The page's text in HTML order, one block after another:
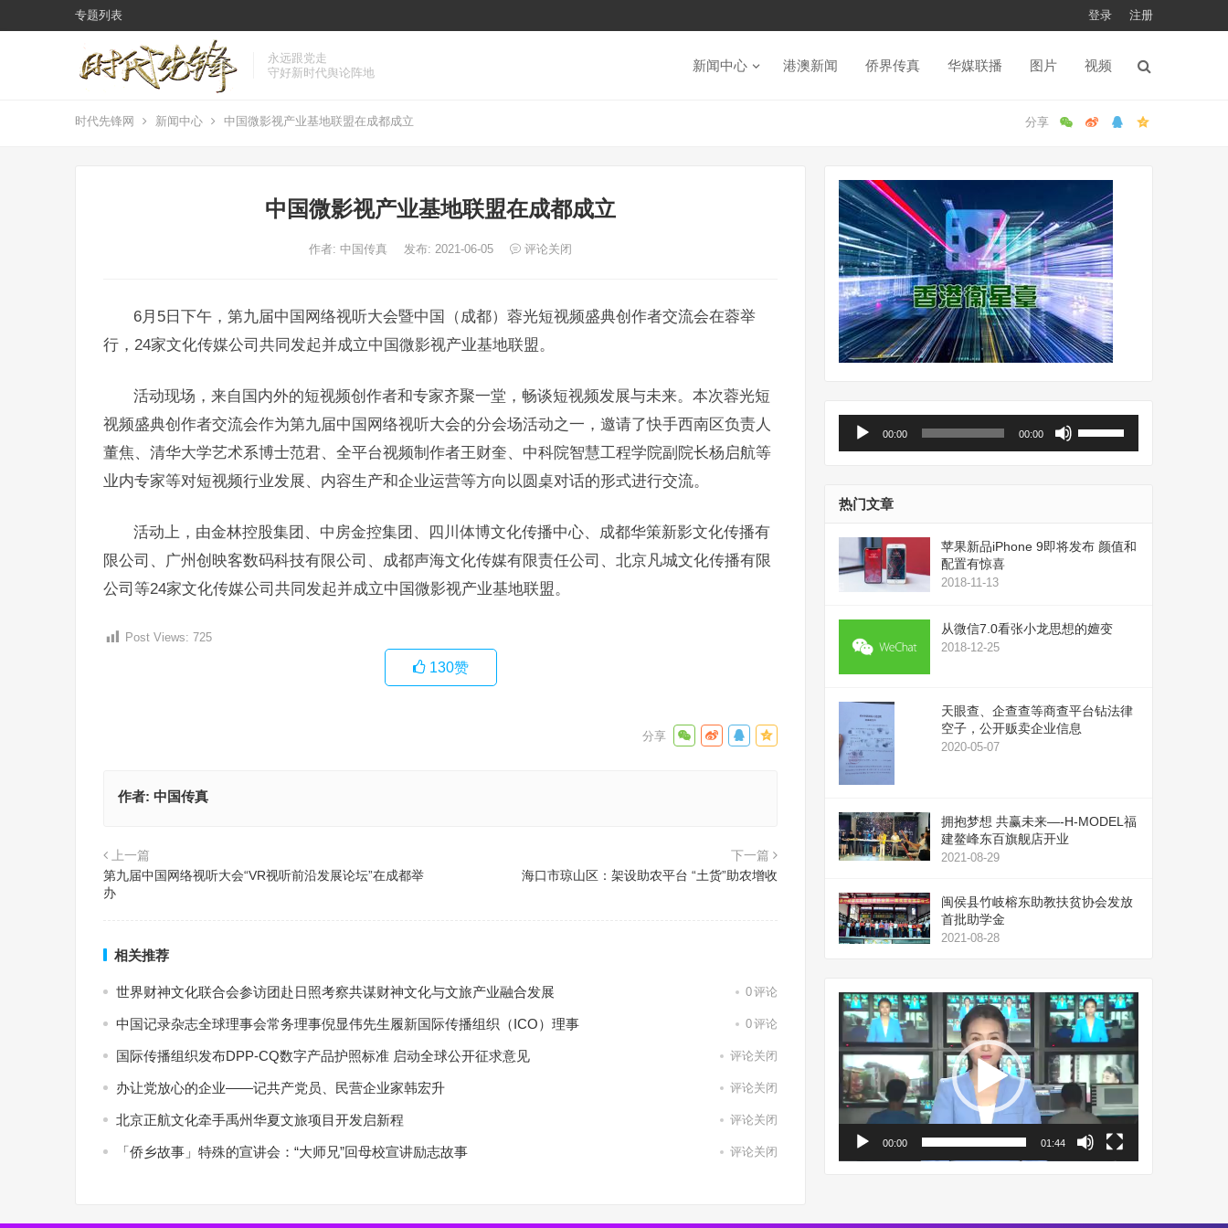
专题列表 登录 注册
永远跟党走
守好新时代舆论阵地
新闻中心 港澳新闻 侨界传真 华媒联播 图片 视频
时代先锋网 新闻中心 中国微影视产业基地联盟在成都成立
中国微影视产业基地联盟在成都成立
作者: 中国传真 发布: 2021-06-05 评论关闭
6月5日下午，第九届中国网络视听大会暨中国（成都）蓉光短视频盛典创作者交流会在蓉举
行，24家文化传媒公司共同发起并成立中国微影视产业基地联盟。
活动现场，来自国内外的短视频创作者和专家齐聚一堂，畅谈短视频发展与未来。本次蓉光短
视频盛典创作者交流会作为第九届中国网络视听大会的分会场活动之一，邀请了快手西南区负责人
董焦、清华大学艺术系博士范君、全平台视频制作者王财奎、中科院智慧工程学院副院长杨启航等
业内专家等对短视频行业发展、内容生产和企业运营等方向以圆桌对话的形式进行交流。
活动上，由金林控股集团、中房金控集团、四川体博文化传播中心、成都华策新影文化传播有
限公司、广州创映客数码科技有限公司、成都声海文化传媒有限责任公司、北京凡城文化传播有限
公司等24家文化传媒公司共同发起并成立中国微影视产业基地联盟。
Post Views: 725
130赞
作者: 中国传真
上一篇
第九届中国网络视听大会“VR视听前沿发展论坛”在成都举
办
下一篇
海口市琼山区：架设助农平台 “土货”助农增收
相关推荐
世界财神文化联合会参访团赴日照考察共谋财神文化与文旅产业融合发展 0评论
中国记录杂志全球理事会常务理事倪显伟先生履新国际传播组织（ICO）理事 0评论
国际传播组织发布DPP-CQ数字产品护照标准 启动全球公开征求意见 评论关闭
办让党放心的企业——记共产党员、民营企业家韩宏升 评论关闭
北京正航文化牵手禹州华夏文旅项目开发启新程 评论关闭
「侨乡故事」特殊的宣讲会：“大师兄”回母校宣讲励志故事 评论关闭
器
00:00 00:00
头
键
或
量。
热门文章
苹果新品iPhone 9即将发布 颜值和
配置有惊喜
2018-11-13
从微信7.0看张小龙思想的嬗变
2018-12-25
天眼查、企查查等商查平台钻法律
空子，公开贩卖企业信息
2020-05-07
拥抱梦想 共赢未来—-H-MODEL福
建鳌峰东百旗舰店开业
2021-08-29
闽侯县竹岐榕东助教扶贫协会发放
首批助学金
2021-08-28
视
频
播
放
器
00:00 01:44